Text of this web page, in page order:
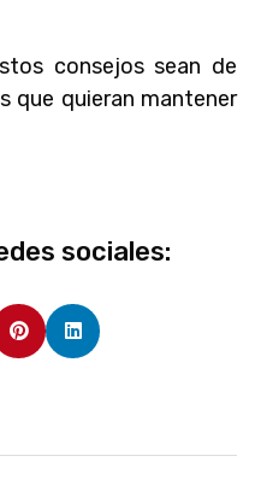
consejos sean de
que quieran mantener
sociales: